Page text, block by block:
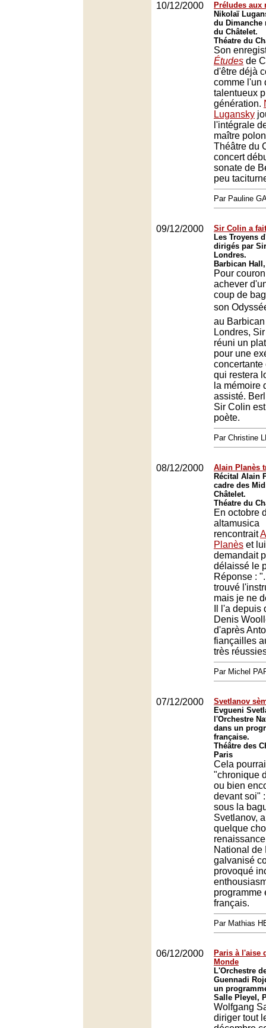
10/12/2000
Préludes aux
Nikolaï
du Dimanche
du Châtelet.
Théatre du
Son
Études de
d'être déjà
comme l'un
talentueux
génération.
Lugansky
l'intégrale
maître
Théâtre du
concert
sonate de
peu
Par Pauline
09/12/2000
Sir Colin a
Les Troyens
dirigés par
Londres.
Barbican
Pour
achever
coup de
son
au
Londres,
réuni un
pour une
qui restera
la mémoire
assisté.
Sir Colin
poète.
Par Christine
08/12/2000
Alain Planès
Récital Alain
cadre des
Châtelet.
Théatre du
En octobre
altamusica
rencontrait
Planès et lui
demandait
délaissé le
Réponse :
trouvé
mais je ne
Il l'a
Denis
d'après
fiançailles
très
Par Michel
07/12/2000
Svetlanov
Evgueni
l'Orchestre
dans un
française.
Théâtre des
Paris
Cela
"chronique
ou bien
devant soi"
sous la
Svetlanov,
quelque
National de
galvanisé
provoqué
programme
français.
Par Mathias
06/12/2000
Paris à l'aise
Monde
L'Orchestre
Guennadi
un
Salle Pleyel,
Wolfgang
diriger tout